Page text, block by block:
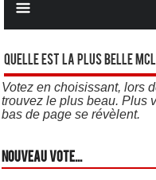
Quelle est la plus belle
Votez en choisissant, lors
trouvez le plus beau. Plus
bas de page se révèlent.
Nouveau vote...